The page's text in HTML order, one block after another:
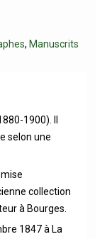
, Manuscrits
1900). Il
selon une
collection
à Bourges.
1847 à La